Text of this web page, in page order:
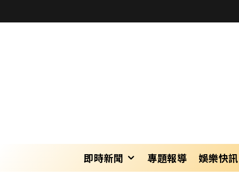
即時新聞 專題報導 娛樂快訊